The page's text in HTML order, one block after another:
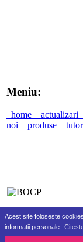
Acest site foloseste
informatii personale.
Meniu:
home actualizari
noi
produse
©2010-2026 SC